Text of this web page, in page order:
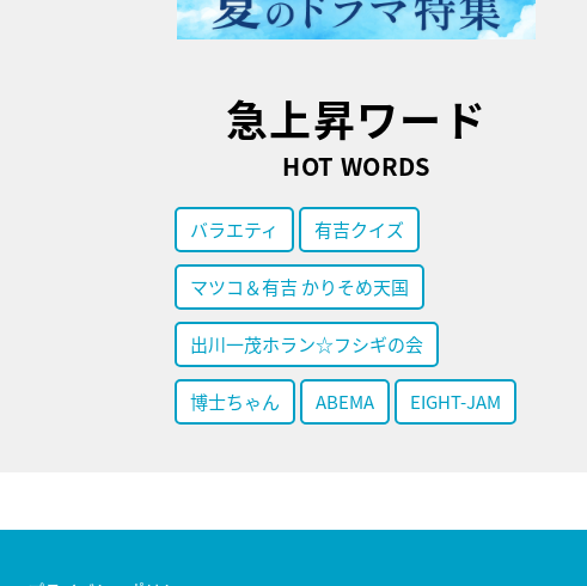
急上昇ワード
HOT WORDS
バラエティ 有吉クイズ
マツコ＆有吉 かりそめ天国
出川一茂ホラン☆フシギの会
博士ちゃん ABEMA EIGHT-JAM